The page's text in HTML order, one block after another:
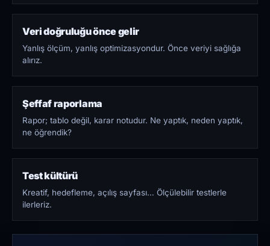
Veri doğruluğu önce gelir
Yanlış ölçüm, yanlış optimizasyondur. Önce veriyi sağlığa
alırız.
Şeffaf raporlama
Rapor; tablo değil, karar notudur. Ne yaptık, neden yaptık,
ne öğrendik?
Test kültürü
Kreatif, hedefleme, açılış sayfası… Ölçülebilir testlerle
ilerleriz.